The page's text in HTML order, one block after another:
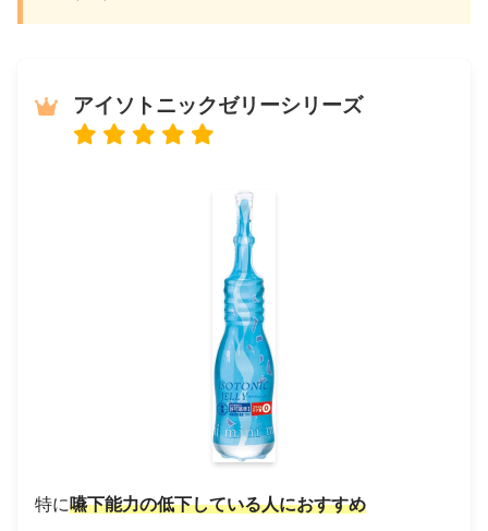
アイソトニックゼリーシリーズ
特に嚥下能力の低下している人におすすめ